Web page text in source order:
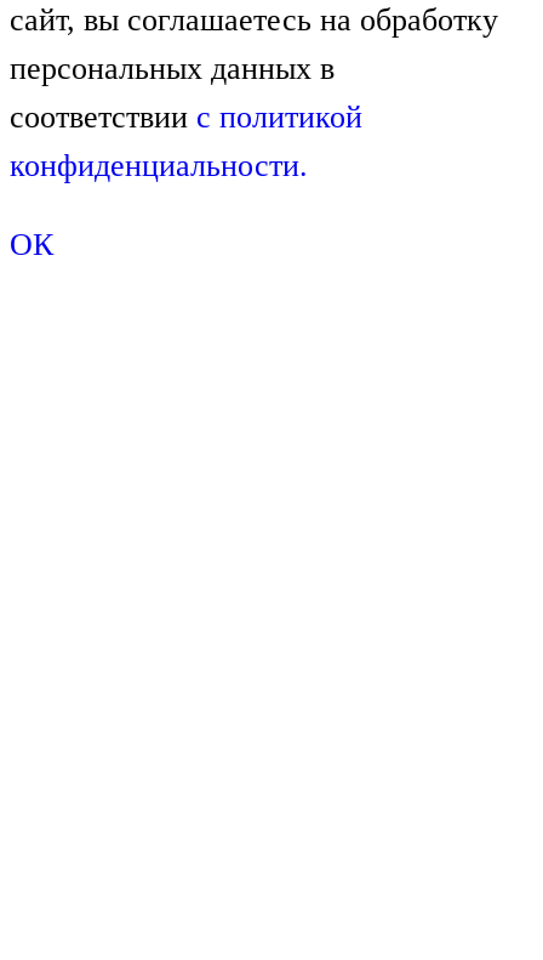
сайт, вы соглашаетесь на обработку
персональных данных в
соответствии с политикой
конфиденциальности.
ОК